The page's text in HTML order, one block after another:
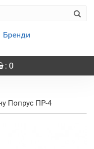
Бренди
: 0
Попрус ПР-4